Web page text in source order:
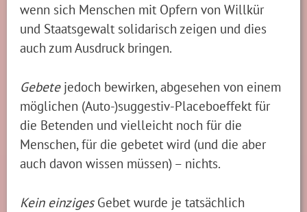
wenn sich Menschen mit Opfern von Willkür
und Staatsgewalt solidarisch zeigen und dies
auch zum Ausdruck bringen.
Gebetejedoch bewirken, abgesehen von einem
möglichen (Auto-)suggestiv-Placeboeffekt für
die Betenden und vielleicht noch für die
Menschen, für die gebetet wird (und die aber
auch davon wissen müssen) – nichts.
Kein einzigesGebet wurde je tatsächlich